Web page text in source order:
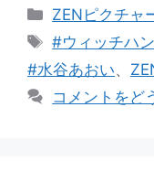
カ
テ
リ
ー
ZENピクチャ
タ
グ
#ウィッチハ
#水谷あおい、
コメントをど